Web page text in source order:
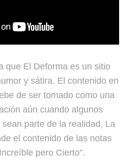
que El Deforma es un sitio
y sátira. El contenido en
de ser tomado como una
aún cuando algunos
parte de la realidad. La
el contenido de las notas
pero Cierto”.